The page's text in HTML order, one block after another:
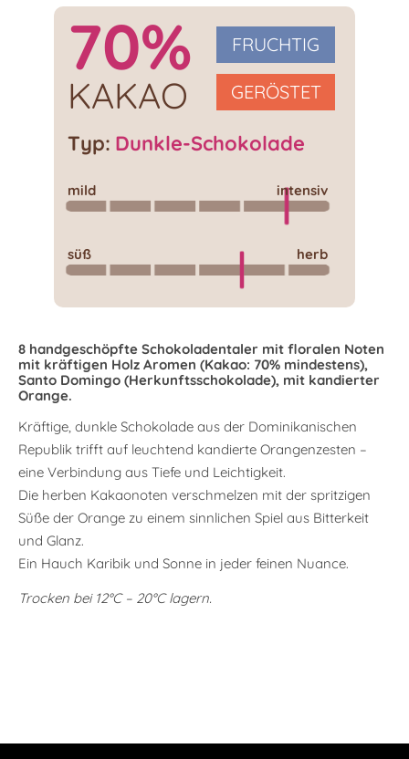
70%
KAKAO
FRUCHTIG
GERÖSTET
Typ: Dunkle-Schokolade
mild intensiv
süß herb
8 handgeschöpfte Schokoladentaler mit floralen Noten
mit kräftigen Holz Aromen (Kakao: 70% mindestens),
Santo Domingo (Herkunftsschokolade), mit kandierter
Orange.
Kräftige, dunkle Schokolade aus der Dominikanischen
Republik trifft auf leuchtend kandierte Orangenzesten –
eine Verbindung aus Tiefe und Leichtigkeit.
Die herben Kakaonoten verschmelzen mit der spritzigen
Süße der Orange zu einem sinnlichen Spiel aus Bitterkeit
und Glanz.
Ein Hauch Karibik und Sonne in jeder feinen Nuance.
Trocken bei 12°C – 20°C lagern.